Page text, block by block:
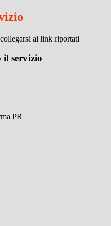
ai link riportati
il servizio
PR